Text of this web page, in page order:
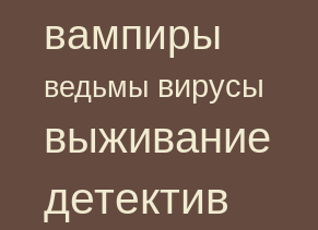
вампиры
ведьмы вирусы
выживание
детектив